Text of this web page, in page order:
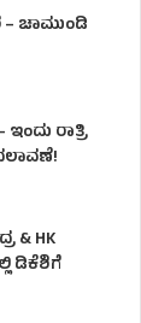
ಚಾಮುಂಡಿ
ರಾತ್ರಿ
& HK
ಡಿಕೆಶಿಗೆ